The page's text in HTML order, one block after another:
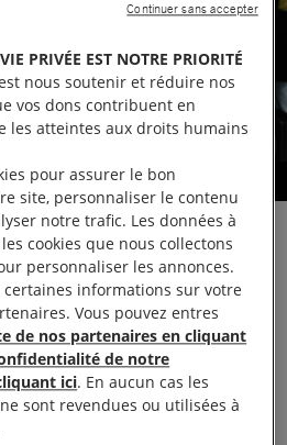
International France, basé
bénévoles qui agissent
avec des actions de
des droits humains. Le
antennes jeunes, à
PRIVÉE EST NOTRE PRIORITÉ
nous soutenir et réduire nos
vos dons contribuent en
les atteintes aux droits humains
pour assurer le bon
site, personnaliser le contenu
notre trafic. Les données à
cookies que nous collectons
personnaliser les annonces.
certaines informations sur votre
Vous pouvez entres
de nos partenaires en cliquant
de notre
ici. En aucun cas les
sont revendues ou utilisées à
Continuer sans accepter